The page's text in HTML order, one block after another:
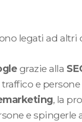
legati ad
grazie alla
e
, la
e spingerle